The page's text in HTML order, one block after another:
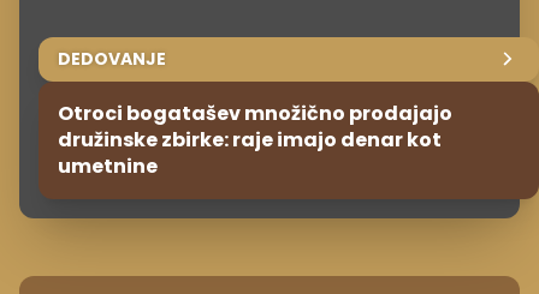
DEDOVANJE
Otroci bogatašev množično prodajajo
družinske zbirke: raje imajo denar kot
umetnine